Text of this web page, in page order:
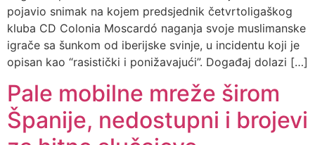
pojavio snimak na kojem predsjednik četvrtoligaškog
kluba CD Colonia Moscardó naganja svoje muslimanske
igrače sa šunkom od iberijske svinje, u incidentu koji je
opisan kao “rasistički i ponižavajući”. Događaj dolazi […]
Pale mobilne mreže širom
Španije, nedostupni i brojevi